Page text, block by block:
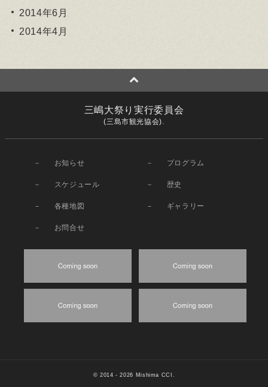
2014年6月
2014年4月
三嶋大祭り実行委員会
(三島市観光協会).
お知らせ プログラム
スケジュール 歴史
各種地図 ギャラリー
お問合せ
© 2014 - 2026 Mishima CCI.